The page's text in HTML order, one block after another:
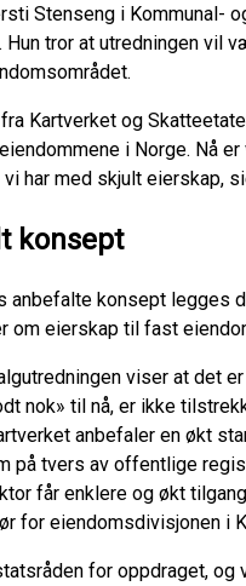
Stenseng i Kommunal-
Hun tror at utredningen vil
Kartverket og
i Norge. Nå
har med skjult eierskap,
konsept
anbefalte konsept legges
om eierskap til fast
viser at det
nok» til nå, er ikke
anbefaler en økt
på tvers av offentlige
får enklere og økt
for eiendomsdivisjonen i
for oppdraget,